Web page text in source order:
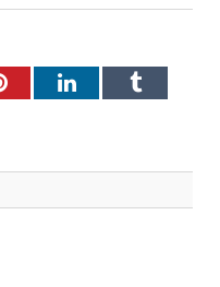
PinterestLinkedInTumblr